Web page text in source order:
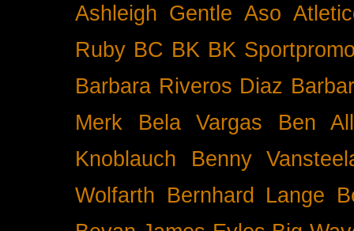
Ashleigh Gentle Aso
Ruby BC BK BK
Barbara Riveros Diaz
Merk
Bela Vargas
Ben
Knoblauch
Benny
Wolfarth Bernhard Lange